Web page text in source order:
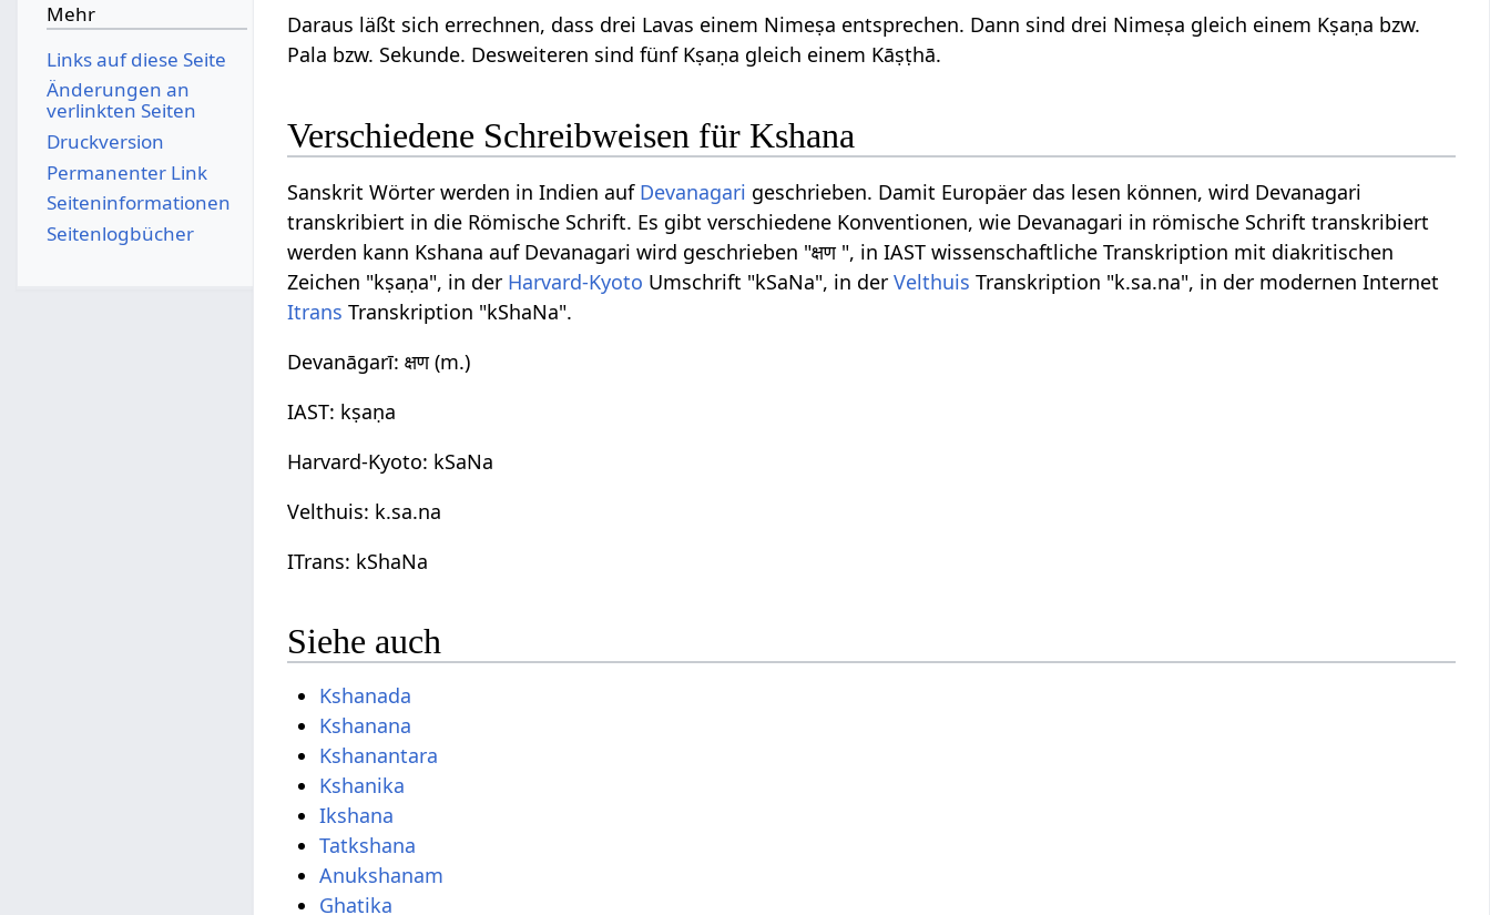
Daraus läßt sich errechnen, dass drei Lavas einem Nimeṣa entsprechen. Dann sind drei Nimeṣa gleich einem Kṣaṇa bzw.
Pala bzw. Sekunde. Desweiteren sind fünf Kṣaṇa gleich einem Kāṣṭhā.
Verschiedene Schreibweisen für Kshana
Sanskrit Wörter werden in Indien auf Devanagari geschrieben. Damit Europäer das lesen können, wird Devanagari
transkribiert in die Römische Schrift. Es gibt verschiedene Konventionen, wie Devanagari in römische Schrift transkribiert
werden kann Kshana auf Devanagari wird geschrieben "क्षण ", in IAST wissenschaftliche Transkription mit diakritischen
Zeichen "kṣaṇa", in der Harvard-Kyoto Umschrift "kSaNa", in derVelthuis Transkription "k.sa.na", in der modernen Internet
Itrans Transkription "kShaNa".
Devanāgarī: क्षण (m.)
IAST: kṣaṇa
Harvard-Kyoto: kSaNa
Velthuis: k.sa.na
ITrans: kShaNa
Siehe auch
Kshanada
Kshanana
Kshanantara
Kshanika
Ikshana
Tatkshana
Anukshanam
Ghatika
Mehr
Links auf diese Seite
Änderungen an
verlinkten Seiten
Druckversion
Permanenter Link
Seiten­­informationen
Seitenlogbücher